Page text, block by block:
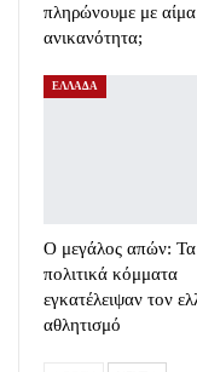
πληρώνουμε με
ανικανότητα;
ΕΛΛΑΔΑ
Ο μεγάλος απών: Τα
πολιτικά κόμματα
εγκατέλειψαν τον
αθλητισμό